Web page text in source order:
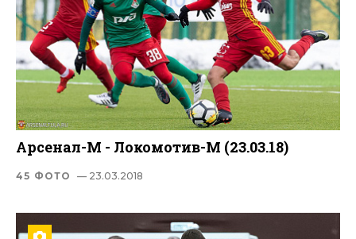
Арсенал-М - Локомотив-М (23.03.18)
45 ФОТО — 23.03.2018